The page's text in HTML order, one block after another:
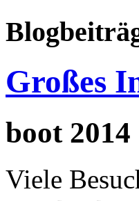
Großes
boot 2014
Viele